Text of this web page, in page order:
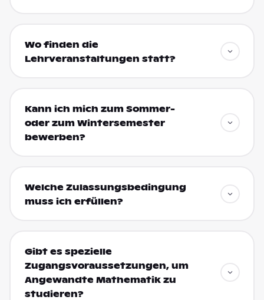
Wo finden die
Lehrveranstaltungen statt?
Kann ich mich zum Sommer-
oder zum Wintersemester
bewerben?
Welche Zulassungsbedingung
muss ich erfüllen?
Gibt es spezielle
Zugangsvoraussetzungen, um
Angewandte Mathematik zu
studieren?